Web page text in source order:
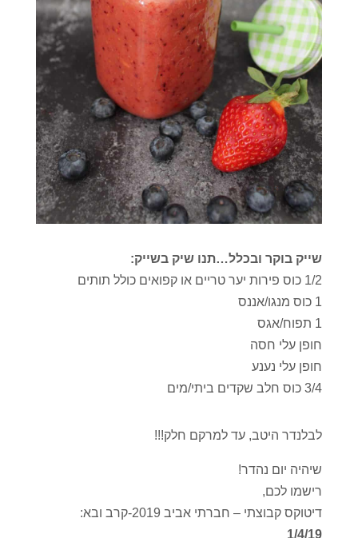
שייק בוקר ובכלל…תנו שיק בשייק:
1/2 כוס פירות יער טריים או קפואים כולל תותים
1 כוס מנגו/אננס
1 תפוח/אגס
חופן עלי חסה
חופן עלי נענע
3/4 כוס חלב שקדים ביתי/מים
לבלנדר היטב, עד למרקם חלק!!!
שיהיה יום נהדר!
רישמו לכם,
דיטוקס קבוצתי – חברתי אביב 2019-קרב ובא:
1/4/19